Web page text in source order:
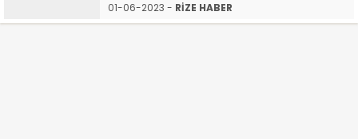
01-06-2023 - RİZE HABER